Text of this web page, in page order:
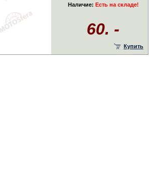
Наличие: Есть на складе!
60. -
Купить